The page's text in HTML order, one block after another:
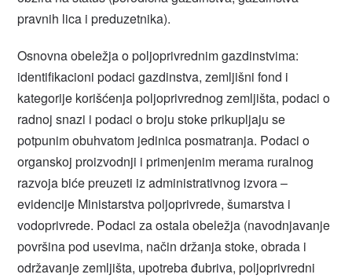
pravnih lica i preduzetnika).
Osnovna obeležja o poljoprivrednim gazdinstvima:
identifikacioni podaci gazdinstva, zemljišni fond i
kategorije korišćenja poljoprivrednog zemljišta, podaci o
radnoj snazi i podaci o broju stoke prikupljaju se
potpunim obuhvatom jedinica posmatranja. Podaci o
organskoj proizvodnji i primenjenim merama ruralnog
razvoja biće preuzeti iz administrativnog izvora –
evidencije Ministarstva poljoprivrede, šumarstva i
vodoprivrede. Podaci za ostala obeležja (navodnjavanje
površina pod usevima, način držanja stoke, obrada i
održavanje zemljišta, upotreba đubriva, poljoprivredni